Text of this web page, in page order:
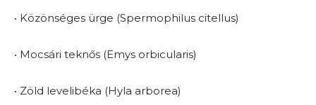
• Közönséges ürge (Spermophilus citellus)
• Mocsári teknős (Emys orbicularis)
• Zöld levelibéka (Hyla arborea)